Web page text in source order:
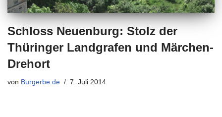
Schloss Neuenburg: Stolz der
Thüringer Landgrafen und Märchen-
Drehort
von Burgerbe.de 7. Juli 2014